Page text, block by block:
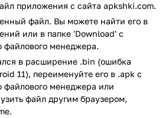
приложения с сайта apkshki.com.
файл. Вы можете найти его в
или в папке 'Download' с
файлового менеджера.
в расширение .bin (ошибка
11), переименуйте его в .apk с
файлового менеджера или
файл другим браузером,